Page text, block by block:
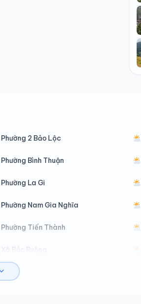
Phường 2 Bảo Lộc
Phường Bình Thuận
Phường La Gi
Phường Nam Gia Nghĩa
Phường Tiến Thành
Xã Bắc Ruộng
Xã Bảo Lâm 4